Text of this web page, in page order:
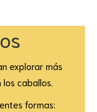
explorar más
caballos.
formas: